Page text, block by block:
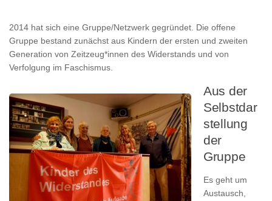
2014 hat sich eine Gruppe/Netzwerk gegründet. Die offene
Gruppe bestand zunächst aus Kindern der ersten und zweiten
Generation von Zeitzeug*innen des Widerstands und von
Verfolgung im Faschismus.
Aus der
Selbstdar
stellung
der
Gruppe
Es geht um
Austausch,